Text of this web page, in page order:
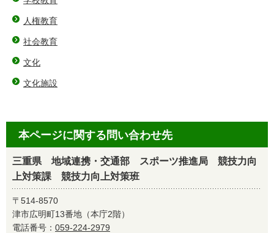
人権教育
社会教育
文化
文化施設
本ページに関する問い合わせ先
三重県 地域連携・交通部 スポーツ推進局 競技力向
上対策課 競技力向上対策班
〒514-8570
津市広明町13番地（本庁2階）
電話番号： 059-224-2979